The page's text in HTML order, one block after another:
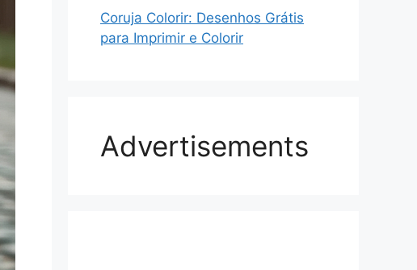
Coruja Colorir: Desenhos Grátis
para Imprimir e Colorir
Advertisements